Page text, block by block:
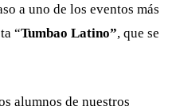
a uno de los eventos más
“Tumbao Latino”, que se
alumnos de nuestros